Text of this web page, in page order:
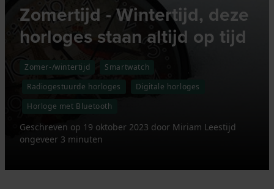
Zomertijd - Wintertijd, deze
horloges staan altijd op tijd
Zomer-/wintertijd
Smartwatch
Radiogestuurde horloges
Digitale horloges
Horloge met Bluetooth
Geschreven op 19 oktober 2023 door Miriam Leestijd
ongeveer 3 minuten